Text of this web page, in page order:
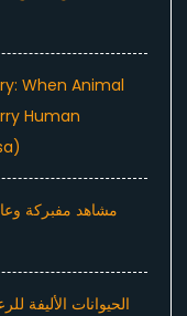
When Animal
Human
مشاهد مفبركة
الحيوانات الأليفة